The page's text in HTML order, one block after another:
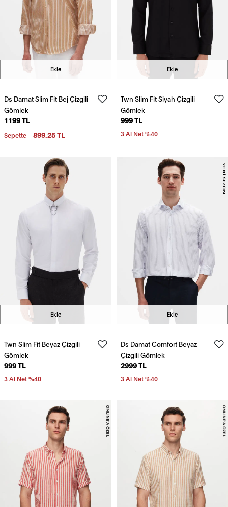
Ekle
Ds Damat Slim Fit Bej Çizgili
Gömlek
1199 TL
Sepette 899,25 TL
Ekle
Twn Slim Fit Siyah Çizgili
Gömlek
999 TL
3 Al Net %40
Ekle
Twn Slim Fit Beyaz Çizgili
Gömlek
999 TL
3 Al Net %40
Ekle
Ds Damat Comfort Beyaz
Çizgili Gömlek
2999 TL
3 Al Net %40